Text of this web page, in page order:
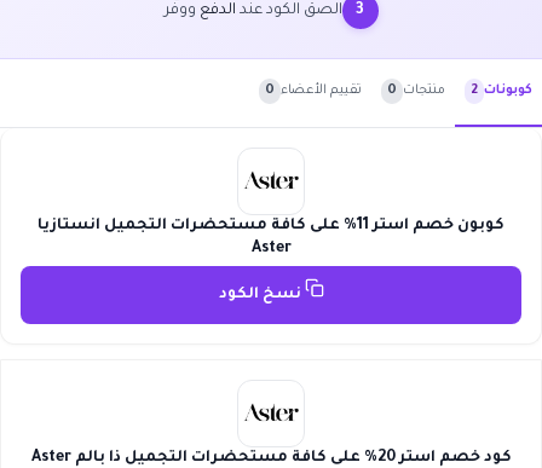
3 الصق الكود عند الدفع ووفّر
كوبونات 2 منتجات 0 تقييم الأعضاء 0
كوبون خصم استر 11% على كافة مستحضرات التجميل انستازيا
Aster
نسخ الكود
كود خصم استر 20% على كافة مستحضرات التجميل ذا بالم Aster